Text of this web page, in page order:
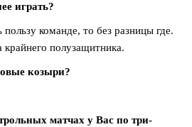
играть?
команде, то без разницы где.
крайнего полузащитника.
козыри?
матчах у Вас по три-